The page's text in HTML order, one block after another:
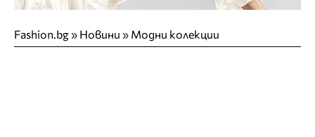
Fashion.bg» Новини » Модни колекции